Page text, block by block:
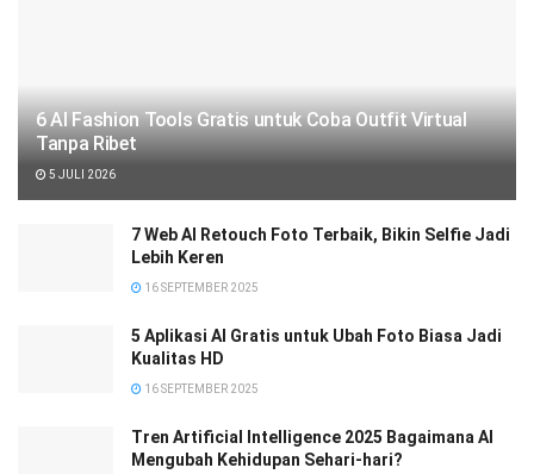
6 AI Fashion Tools Gratis untuk Coba Outfit Virtual
Tanpa Ribet
5 JULI 2026
7 Web AI Retouch Foto Terbaik, Bikin Selfie Jadi
Lebih Keren
16 SEPTEMBER 2025
5 Aplikasi AI Gratis untuk Ubah Foto Biasa Jadi
Kualitas HD
16 SEPTEMBER 2025
Tren Artificial Intelligence 2025 Bagaimana AI
Mengubah Kehidupan Sehari-hari?